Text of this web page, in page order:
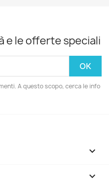
e le offerte speciali
A questo scopo, cerca le info

